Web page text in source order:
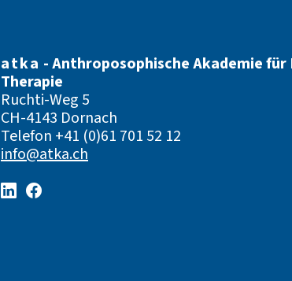
atka - Anthroposophische Akademie für
Therapie
Ruchti-Weg 5
CH-4143 Dornach
Telefon +41 (0)61 701 52 12
info@atka.ch